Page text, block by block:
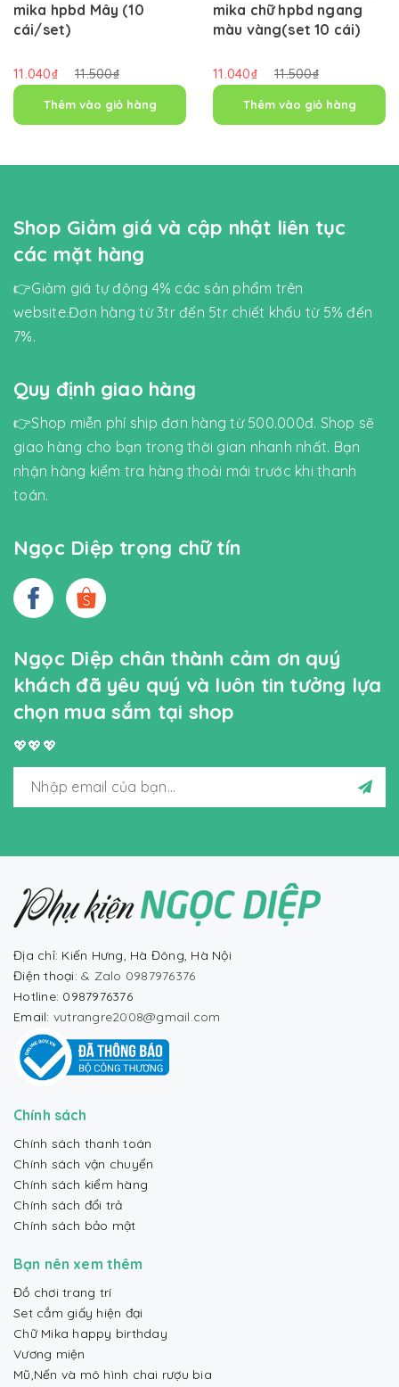
mika hpbd Mây (10
cái/set)
11.040₫ 11.500₫
Thêm vào giỏ hàng
mika chữ hpbd ngang
màu vàng(set 10 cái)
11.040₫ 11.500₫
Thêm vào giỏ hàng
Shop Giảm giá và cập nhật liên tục
các mặt hàng
👉Giảm giá tự động 4% các sản phẩm trên
website.Đơn hàng từ 3tr đến 5tr chiết khấu từ 5% đến
7%.
Quy định giao hàng
👉Shop miễn phí ship đơn hàng từ 500.000đ. Shop sẽ
giao hàng cho bạn trong thời gian nhanh nhất. Bạn
nhận hàng kiểm tra hàng thoải mái trước khi thanh
toán.
Ngọc Diệp trọng chữ tín
Ngọc Diệp chân thành cảm ơn quý
khách đã yêu quý và luôn tin tưởng lựa
chọn mua sắm tại shop
💖💖💖
Địa chỉ: Kiến Hưng, Hà Đông, Hà Nội
Điện thoại: & Zalo 0987976376
Hotline: 0987976376
Email: vutrangre2008@gmail.com
Chính sách
Chính sách thanh toán
Chính sách vận chuyển
Chính sách kiểm hàng
Chính sách đổi trả
Chính sách bảo mật
Bạn nên xem thêm
Đồ chơi trang trí
Set cắm giấy hiện đại
Chữ Mika happy birthday
Vương miện
Mũ,Nến và mô hình chai rượu bia